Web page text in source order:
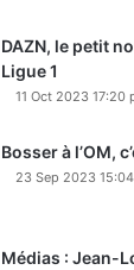
DAZN, le petit
Ligue 1
11 Oct 2023 17:20
Bosser à l’OM,
23 Sep 2023
Médias : Jean-